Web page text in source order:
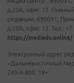
д.20А, офис 13.
редакции: 690091,
д.20А, офис 13. Тел.: +7
https://mediadv.online/
Электронный адрес
«Дальневосточный
249-8-800. 18+